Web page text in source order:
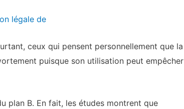
légale de
ceux qui pensent personnellement que la
puisque son utilisation peut empêcher
plan B. En fait, les études montrent que